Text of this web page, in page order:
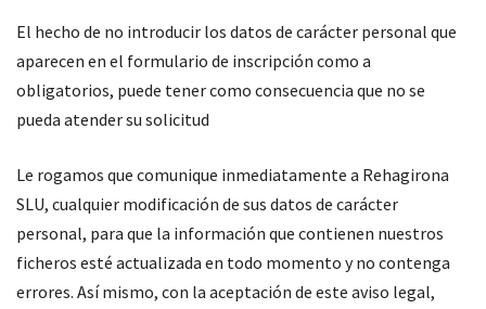
El hecho de no introducir los datos de carácter personal que
aparecen en el formulario de inscripción como a
obligatorios, puede tener como consecuencia que no se
pueda atender su solicitud
Le rogamos que comunique inmediatamente a Rehagirona
SLU, cualquier modificación de sus datos de carácter
personal, para que la información que contienen nuestros
ficheros esté actualizada en todo momento y no contenga
errores. Así mismo, con la aceptación de este aviso legal,